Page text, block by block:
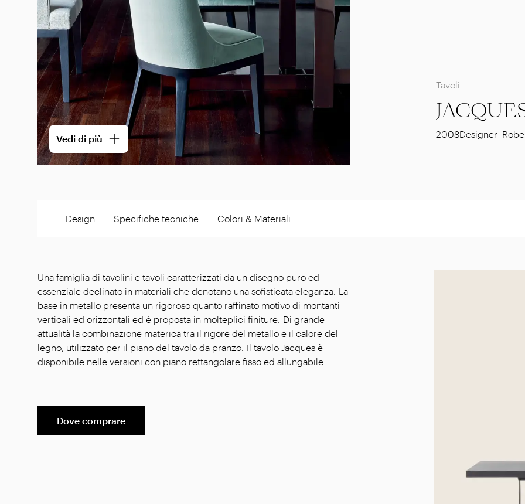
Vedi di più
Tavoli
2008Designer
Design Specifiche tecniche Colori & Materiali
Una famiglia di tavolini e tavoli caratterizzati da un disegno puro ed
essenziale declinato in materiali che denotano una sofisticata eleganza. La
base in metallo presenta un rigoroso quanto raffinato motivo di montanti
verticali ed orizzontali ed è proposta in molteplici finiture. Di grande
attualità la combinazione materica tra il rigore del metallo e il calore del
legno, utilizzato per il piano del tavolo da pranzo. Il tavolo Jacques è
disponibile nelle versioni con piano rettangolare fisso ed allungabile.
Dove comprare